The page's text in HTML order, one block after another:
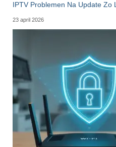
IPTV Problemen Na Update Zo
23 april 2026